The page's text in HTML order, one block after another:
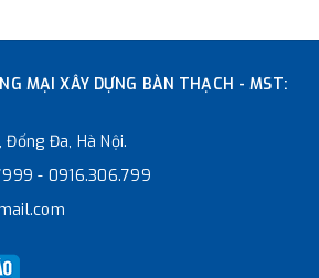
MẠI XÂY DỰNG BÀN THẠCH - MST:
Đống Đa, Hà Nội.
- 0916.306.799